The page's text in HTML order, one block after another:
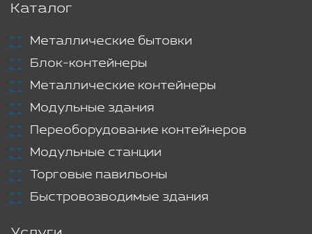
Каталог
Металлические бытовки
Блок-контейнеры
Металлические контейнеры
Модульные здания
Переоборудование контейнеров
Модульные станции
Торговые павильоны
Быстровозводимые здания